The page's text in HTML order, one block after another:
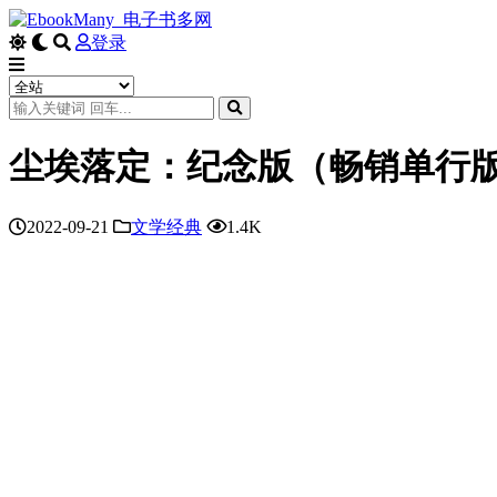
登录
尘埃落定：纪念版（畅销单行
2022-09-21 文学经典 1.4K